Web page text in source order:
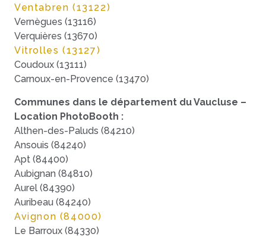
Ventabren (13122)
Vernègues (13116)
Verquières (13670)
Vitrolles (13127)
Coudoux (13111)
Carnoux-en-Provence (13470)
Communes dans le département du Vaucluse –
Location PhotoBooth :
Althen-des-Paluds (84210)
Ansouis (84240)
Apt (84400)
Aubignan (84810)
Aurel (84390)
Auribeau (84240)
Avignon (84000)
Le Barroux (84330)